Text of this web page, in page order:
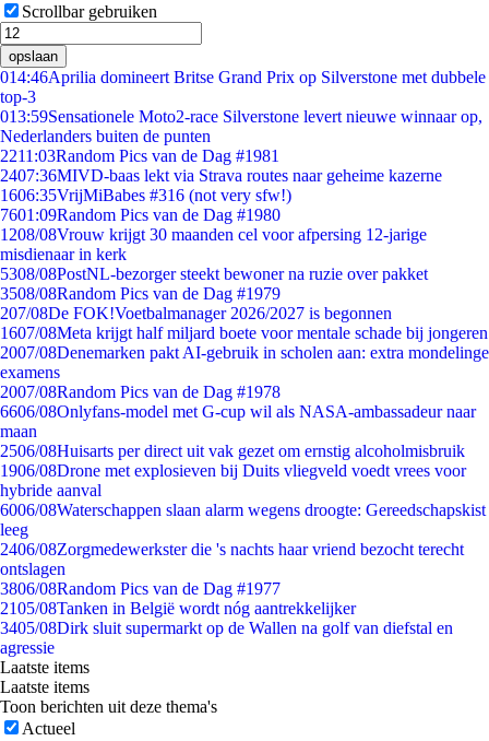
Scrollbar gebruiken
opslaan
014:46Aprilia domineert Britse Grand Prix op Silverstone met dubbele
top-3
013:59Sensationele Moto2-race Silverstone levert nieuwe winnaar op,
Nederlanders buiten de punten
2211:03Random Pics van de Dag #1981
2407:36MIVD-baas lekt via Strava routes naar geheime kazerne
1606:35VrijMiBabes #316 (not very sfw!)
7601:09Random Pics van de Dag #1980
1208/08Vrouw krijgt 30 maanden cel voor afpersing 12-jarige
misdienaar in kerk
5308/08PostNL-bezorger steekt bewoner na ruzie over pakket
3508/08Random Pics van de Dag #1979
207/08De FOK!Voetbalmanager 2026/2027 is begonnen
1607/08Meta krijgt half miljard boete voor mentale schade bij jongeren
2007/08Denemarken pakt AI-gebruik in scholen aan: extra mondelinge
examens
2007/08Random Pics van de Dag #1978
6606/08Onlyfans-model met G-cup wil als NASA-ambassadeur naar
maan
2506/08Huisarts per direct uit vak gezet om ernstig alcoholmisbruik
1906/08Drone met explosieven bij Duits vliegveld voedt vrees voor
hybride aanval
6006/08Waterschappen slaan alarm wegens droogte: Gereedschapskist
leeg
2406/08Zorgmedewerkster die 's nachts haar vriend bezocht terecht
ontslagen
3806/08Random Pics van de Dag #1977
2105/08Tanken in België wordt nóg aantrekkelijker
3405/08Dirk sluit supermarkt op de Wallen na golf van diefstal en
agressie
Laatste items
Laatste items
Toon berichten uit deze thema's
Actueel